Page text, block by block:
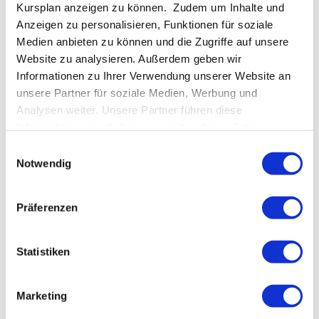
Kursplan anzeigen zu können. Zudem um Inhalte und
Anzeigen zu personalisieren, Funktionen für soziale
Medien anbieten zu können und die Zugriffe auf unsere
Website zu analysieren. Außerdem geben wir
Informationen zu Ihrer Verwendung unserer Website an
unsere Partner für soziale Medien, Werbung und
Analysen weiter. Unsere Partner führen diese
sie im Rahmen Ihrer Nutzung der Dienste gesammelt
Notwendig
Präferenzen
Statistiken
Marketing
die wir uns alle sicher oftmals selber stellen: wie
handele ich richtig, wie entscheide ich mich jetzt?
Immer noch top-aktuell und absolut lesenswert! Hier
ein paar...
Suche
Schlagwort
5 Koshas
Buddha
Hinduismus